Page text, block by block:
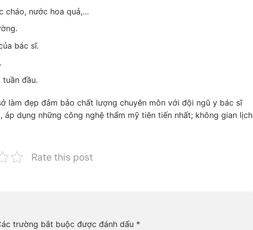
cháo, nước hoa quả,…
bác sĩ.
đầu.
làm đẹp đảm bảo chất lượng chuyên môn với đội ngũ y bác sĩ
dụng những công nghệ thẩm mỹ tiên tiến nhất; không gian lịch
Rate this post
trường bắt buộc được đánh dấu *